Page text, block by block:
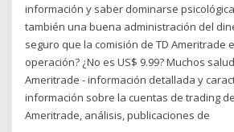
información y saber dominarse
también una buena administración del
seguro que la comisión de TD Ameritrade
operación? ¿No es US$ 9.99? Muchos
Ameritrade - información detallada y
información sobre la cuentas de trading
Ameritrade, análisis, publicaciones de